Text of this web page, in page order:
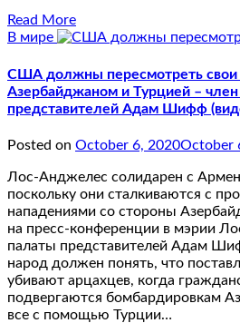
Read More
В мире
США должны пересмотреть свои
Азербайджаном и Турцией –
представителей Адам Шифф
Posted on October 6, 2020October
Лос-Анджелес солидарен с
поскольку они сталкиваются с
нападениями со стороны
на пресс-конференции в мэрии
палаты представителей Адам
народ должен понять, что
убивают арцахцев, когда
подвергаются бомбардировкам
все с помощью Турции…